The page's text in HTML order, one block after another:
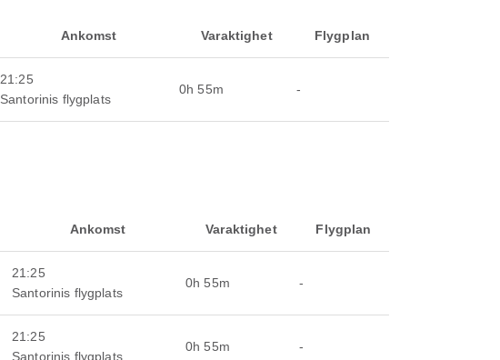
Ankomst Varaktighet Flygplan
21:25
Santorinis flygplats
0h 55m -
Ankomst Varaktighet Flygplan
21:25
Santorinis flygplats
0h 55m -
21:25
Santorinis flygplats
0h 55m -